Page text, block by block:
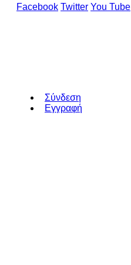
Facebook Twitter You Tube
Σύνδεση
Εγγραφή